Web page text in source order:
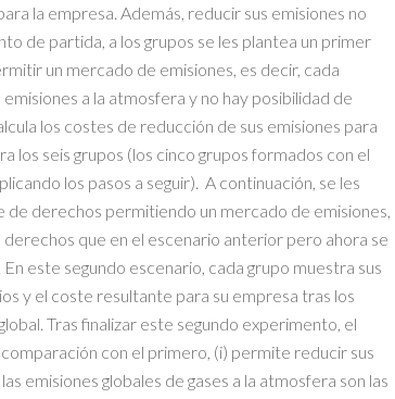
la empresa. Además, reducir sus emisiones no
de partida, a los grupos se les plantea un primer
un mercado de emisiones, es decir, cada
a la atmosfera y no hay posibilidad de
los costes de reducción de sus emisiones para
los seis grupos (los cinco grupos formados con el
los pasos a seguir). A continuación, se les
derechos permitiendo un mercado de emisiones,
que en el escenario anterior pero ahora se
este segundo escenario, cada grupo muestra sus
y el coste resultante para su empresa tras los
Tras finalizar este segundo experimento, el
con el primero, (i) permite reducir sus
emisiones globales de gases a la atmosfera son las